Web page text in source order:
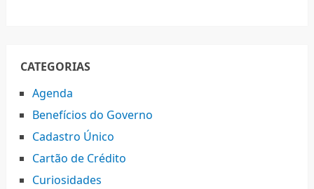
CATEGORIAS
Agenda
Benefícios do Governo
Cadastro Único
Cartão de Crédito
Curiosidades